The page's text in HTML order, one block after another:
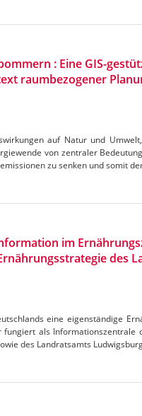
: Eine GIS-
raumbezogener
auf Natur und
von zentraler
zu senken und somit
im
des
eine eigenständige
als Informationszentrale
des Landratsamts